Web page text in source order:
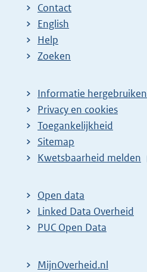
Contact
English
Help
Zoeken
Informatie hergebruiken
Privacy en cookies
Toegankelijkheid
Sitemap
E
t
e
r
Kwetsbaarheid melden
Open data
Linked Data Overheid
PUC Open Data
MijnOverheid.nl